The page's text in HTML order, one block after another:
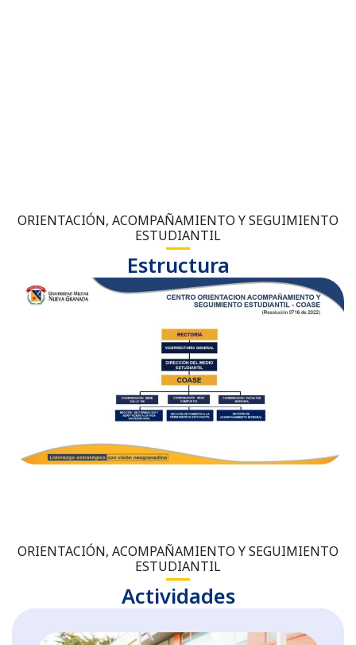
ORIENTACIÓN, ACOMPAÑAMIENTO Y SEGUIMIENTO
ESTUDIANTIL
Estructura
ORIENTACIÓN, ACOMPAÑAMIENTO Y SEGUIMIENTO
ESTUDIANTIL
Actividades